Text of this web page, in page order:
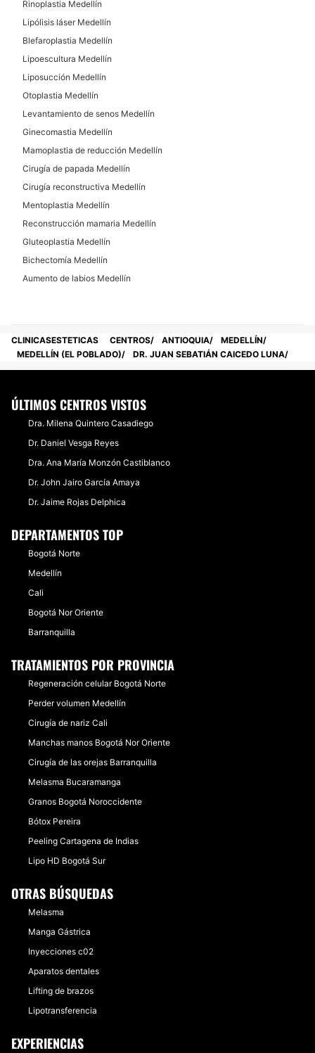
Rinoplastia Medellín
Lipólisis láser Medellín
Blefaroplastia Medellín
Lipoescultura Medellín
Liposucción Medellín
Otoplastia Medellín
Levantamiento de senos Medellín
Ginecomastia Medellín
Mamoplastia de reducción Medellín
Cirugía de papada Medellín
Cirugía reconstructiva Medellín
Mentoplastia Medellín
Reconstrucción mamaria Medellín
Gluteoplastia Medellín
Bichectomía Medellín
Aumento de labios Medellín
CLINICASESTETICAS CENTROS ANTIOQUIA
MEDELLÍN
MEDELLÍN (EL POBLADO)
DR. JUAN SEBATIÁN CAICEDO LUNA
ÚLTIMOS CENTROS VISTOS
Dra. Milena Quintero Casadiego
Dr. Daniel Vesga Reyes
Dra. Ana María Monzón Castiblanco
Dr. John Jairo García Amaya
Dr. Jaime Rojas Delphica
DEPARTAMENTOS TOP
Bogotá Norte
Medellín
Cali
Bogotá Nor Oriente
Barranquilla
TRATAMIENTOS POR PROVINCIA
Regeneración celular Bogotá Norte
Perder volumen Medellín
Cirugía de nariz Cali
Manchas manos Bogotá Nor Oriente
Cirugía de las orejas Barranquilla
Melasma Bucaramanga
Granos Bogotá Noroccidente
Bótox Pereira
Peeling Cartagena de Indias
Lipo HD Bogotá Sur
OTRAS BÚSQUEDAS
Melasma
Manga Gástrica
Inyecciones c02
Aparatos dentales
Lifting de brazos
Lipotransferencia
EXPERIENCIAS